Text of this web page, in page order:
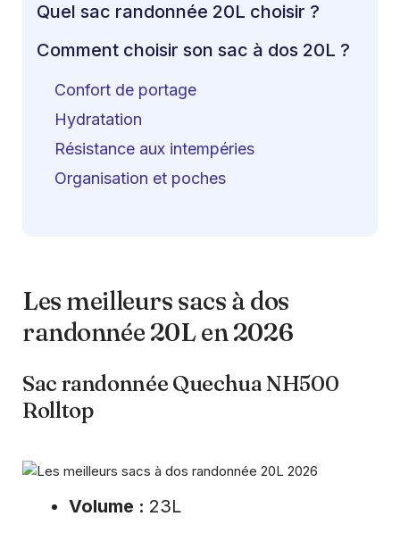
Quel sac randonnée 20L choisir ?
Comment choisir son sac à dos 20L ?
Confort de portage
Hydratation
Résistance aux intempéries
Organisation et poches
Les meilleurs sacs à dos
randonnée 20L en 2026
Sac randonnée Quechua NH500
Rolltop
Volume : 23L